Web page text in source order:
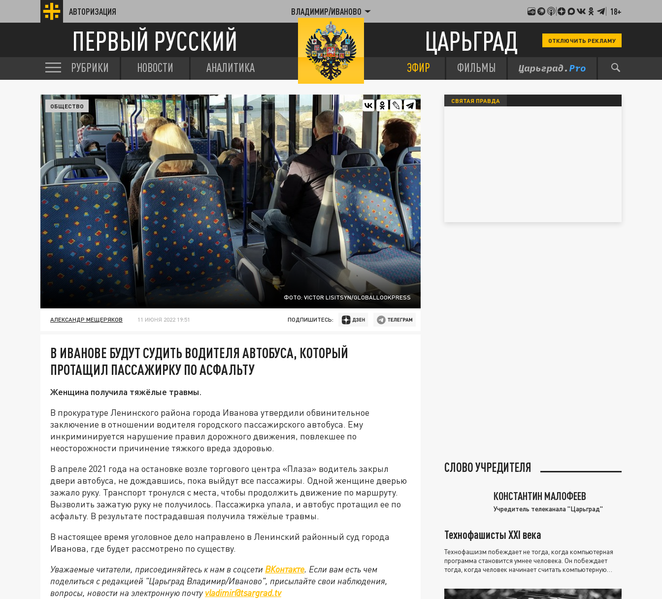
АВТОРИЗАЦИЯ ВЛАДИМИР/ИВАНОВО 18+
ПЕРВЫЙ РУССКИЙ ЦАРЬГРАД ОТКЛЮЧИТЬ РЕКЛАМУ
РУБРИКИ НОВОСТИ АНАЛИТИКА ЭФИР ФИЛЬМЫ
ФОТО: VICTOR LISITSYN/GLOBALLOOKPRESS
ОБЩЕСТВО
АЛЕКСАНДР МЕЩЕРЯКОВ 11 ИЮНЯ 2022 19:51 ПОДПИШИТЕСЬ:
В ИВАНОВЕ БУДУТ СУДИТЬ ВОДИТЕЛЯ АВТОБУСА, КОТОРЫЙ
ПРОТАЩИЛ ПАССАЖИРКУ ПО АСФАЛЬТУ
Женщина получила тяжёлые травмы.
В прокуратуре Ленинского района города Иванова утвердили обвинительное
заключение в отношении водителя городского пассажирского автобуса. Ему
инкриминируется нарушение правил дорожного движения, повлекшее по
неосторожности причинение тяжкого вреда здоровью.
В апреле 2021 года на остановке возле торгового центра «Плаза» водитель закрыл
двери автобуса, не дождавшись, пока выйдут все пассажиры. Одной женщине дверью
зажало руку. Транспорт тронулся с места, чтобы продолжить движение по маршруту.
Вызволить зажатую руку не получилось. Пассажирка упала, и автобус протащил ее по
асфальту. В результате пострадавшая получила тяжёлые травмы.
В настоящее время уголовное дело направлено в Ленинский районный суд города
Иванова, где будет рассмотрено по существу.
Уважаемые читатели, присоединяйтесь к нам в соцсети ВКонтакте. Если вам есть чем
поделиться с редакцией "Царьград Владимир/Иваново", присылайте свои наблюдения,
вопросы, новости на электронную почту vladimir@tsargrad.tv
СВЯТАЯ ПРАВДА
СЛОВО УЧРЕДИТЕЛЯ
КОНСТАНТИН МАЛОФЕЕВ
Учредитель телеканала "Царьград"
Технофашисты XXI века
Технофашизм побеждает не тогда, когда компьютерная
программа становится умнее человека. Он побеждает
тогда, когда человек начинает считать компьютерную